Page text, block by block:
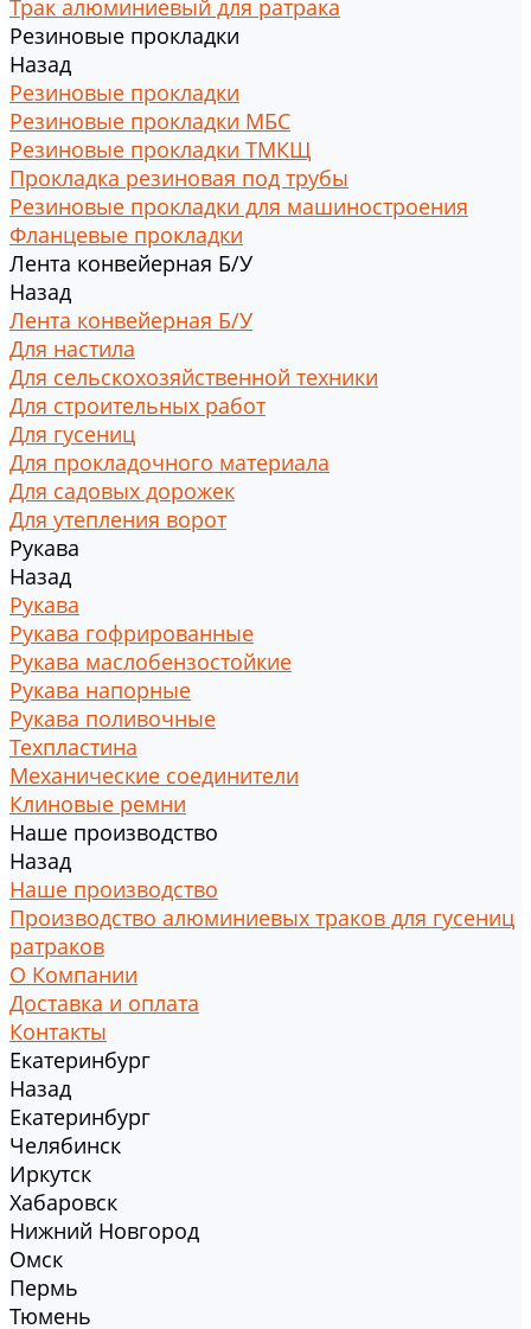
Трак алюминиевый для ратрака
Резиновые прокладки
Назад
Резиновые прокладки
Резиновые прокладки МБС
Резиновые прокладки ТМКЩ
Прокладка резиновая под трубы
Резиновые прокладки для машиностроения
Фланцевые прокладки
Лента конвейерная Б/У
Назад
Лента конвейерная Б/У
Для настила
Для сельскохозяйственной техники
Для строительных работ
Для гусениц
Для прокладочного материала
Для садовых дорожек
Для утепления ворот
Рукава
Назад
Рукава
Рукава гофрированные
Рукава маслобензостойкие
Рукава напорные
Рукава поливочные
Техпластина
Механические соединители
Клиновые ремни
Наше производство
Назад
Наше производство
Производство алюминиевых траков для гусениц
ратраков
О Компании
Доставка и оплата
Контакты
Екатеринбург
Назад
Екатеринбург
Челябинск
Иркутск
Хабаровск
Нижний Новгород
Омск
Пермь
Тюмень